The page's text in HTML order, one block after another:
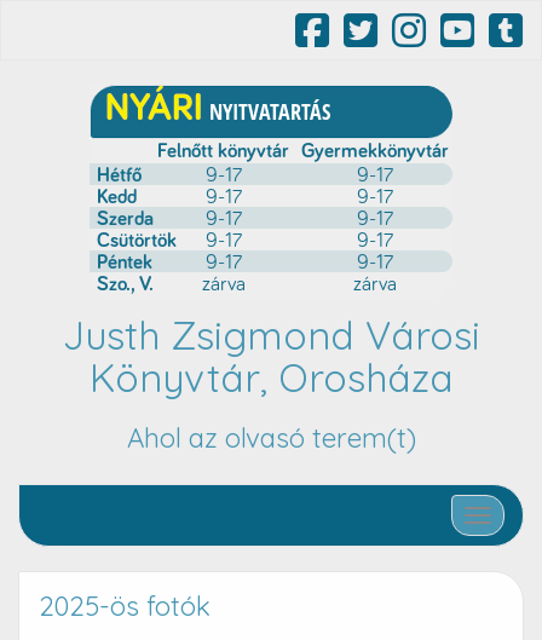
Justh Zsigmond Városi
Könyvtár, Orosháza
Ahol az olvasó terem(t)
Toggle
2025-ös fotók